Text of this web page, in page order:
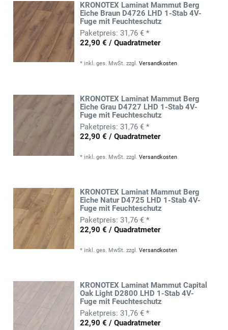
KRONOTEX Laminat Mammut Berg
Eiche Braun D4726 LHD 1-Stab 4V-
Fuge mit Feuchteschutz
31,76 € *
22,90 € / Quadratmeter
* inkl. ges. MwSt. zzgl.Versandkosten
KRONOTEX Laminat Mammut Berg
Eiche Grau D4727 LHD 1-Stab 4V-
Fuge mit Feuchteschutz
31,76 € *
22,90 € / Quadratmeter
* inkl. ges. MwSt. zzgl.Versandkosten
KRONOTEX Laminat Mammut Berg
Eiche Natur D4725 LHD 1-Stab 4V-
Fuge mit Feuchteschutz
31,76 € *
22,90 € / Quadratmeter
* inkl. ges. MwSt. zzgl.Versandkosten
KRONOTEX Laminat Mammut Capital
Oak Light D2800 LHD 1-Stab 4V-
Fuge mit Feuchteschutz
31,76 € *
22,90 € / Quadratmeter